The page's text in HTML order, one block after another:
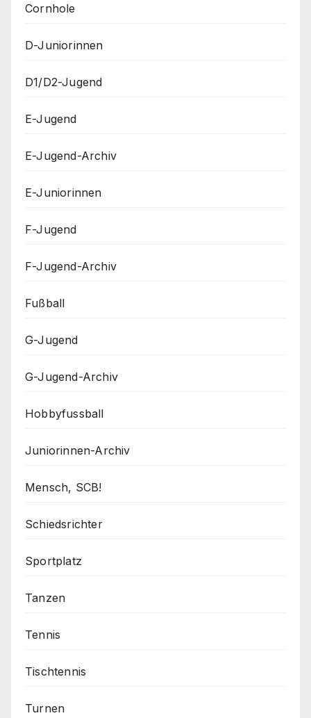
Cornhole
D-Juniorinnen
D1/D2-Jugend
E-Jugend
E-Jugend-Archiv
E-Juniorinnen
F-Jugend
F-Jugend-Archiv
Fußball
G-Jugend
G-Jugend-Archiv
Hobbyfussball
Juniorinnen-Archiv
Mensch, SCB!
Schiedsrichter
Sportplatz
Tanzen
Tennis
Tischtennis
Turnen